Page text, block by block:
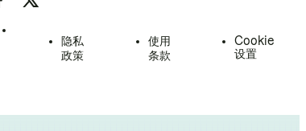
隐私
政策
使用
条款
Cookie
设置